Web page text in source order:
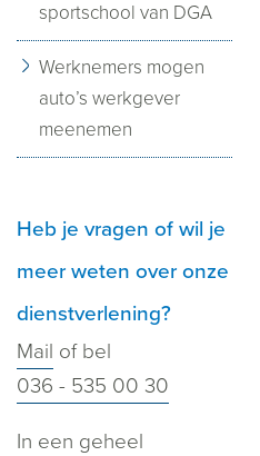
sportschool van DGA
Werknemers mogen
auto’s werkgever
meenemen
Heb je vragen of wil je
meer weten over onze
dienstverlening?
Mail of bel
036 - 535 00 30
In een geheel